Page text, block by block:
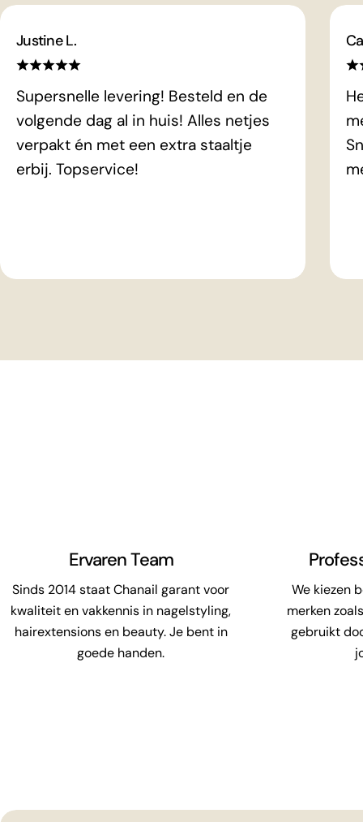
Justine L.
Supersnelle levering! Besteld en de
volgende dag al in huis! Alles netjes
verpakt én met een extra staaltje
erbij. Topservice!
Ervaren Team
Sinds 2014 staat Chanail garant voor
kwaliteit en vakkennis in nagelstyling,
hairextensions en beauty. Je bent in
goede handen.
We kiezen
merken
gebruikt